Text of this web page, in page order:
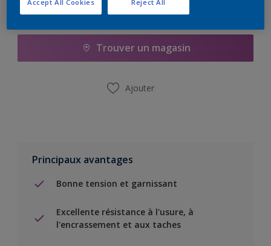
Ajouter à la liste d’achats
Trouver un magasin
Ajouter
Principaux avantages
Bonne tension et garnissant
Excellente résistance à l'usure, à
l'encrassement et aux taches
Reject All
Accept All Cookies